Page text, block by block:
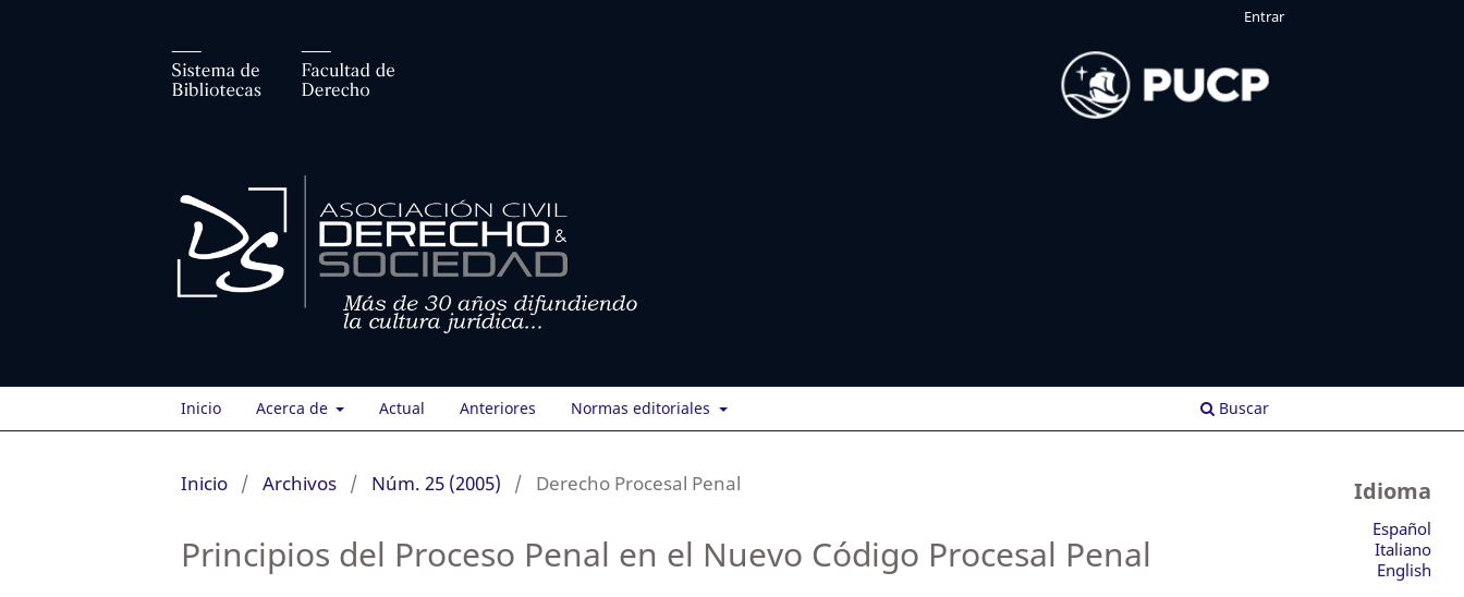
Inicio Acerca de Actual Anteriores Normas editoriales Buscar
Entrar
Inicio / Archivos / Núm. 25 (2005) / Derecho Procesal Penal
Principios del Proceso Penal en el Nuevo Código Procesal Penal
Idioma
Español
Italiano
English